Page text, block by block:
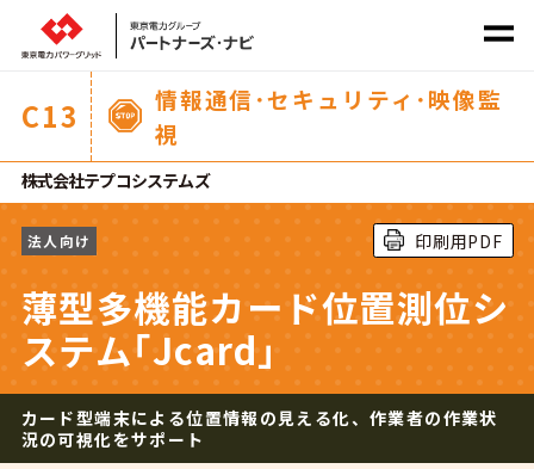
サービス カテゴリ から探す
C13
情報通信･セキュリティ･映像監
視
株式会社テプコシステムズ
法人向け 印刷用PDF
薄型多機能カード位置測位シ
ステム｢Jcard｣
カード型端末による位置情報の見える化、作業者の作業状
況の可視化をサポート